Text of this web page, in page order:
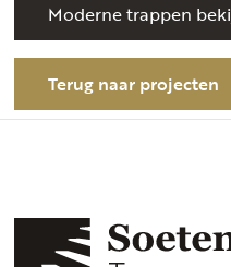
Moderne trappen
Terug naar projecten